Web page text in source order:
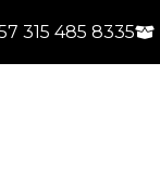
315 485 8335